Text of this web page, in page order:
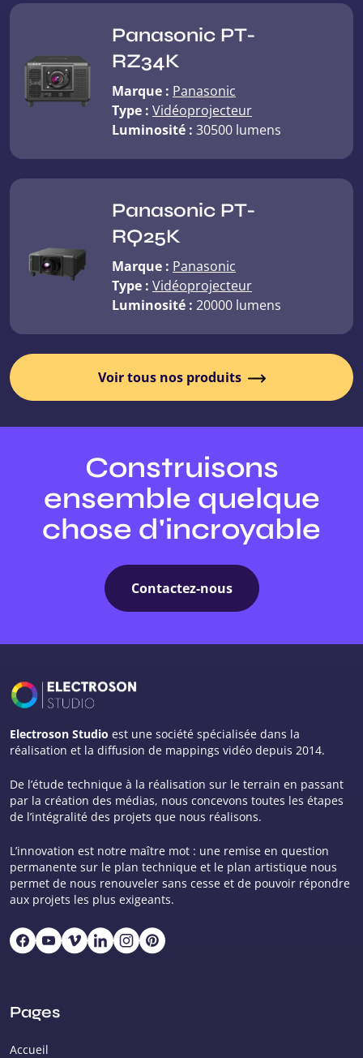
Panasonic PT-
RZ34K
Marque : Panasonic
Type : Vidéoprojecteur
Luminosité : 30500 lumens
Panasonic PT-
RQ25K
Marque : Panasonic
Type : Vidéoprojecteur
Luminosité : 20000 lumens
Voir tous nos produits
Construisons
ensemble quelque
chose d'incroyable
Contactez-nous
Electroson Studio est une société spécialisée dans la
réalisation et la diffusion de mappings vidéo depuis 2014.
De l’étude technique à la réalisation sur le terrain en passant
par la création des médias, nous concevons toutes les étapes
de l’intégralité des projets que nous réalisons.
L’innovation est notre maître mot : une remise en question
permanente sur le plan technique et le plan artistique nous
permet de nous renouveler sans cesse et de pouvoir répondre
aux projets les plus exigeants.
Pages
Accueil